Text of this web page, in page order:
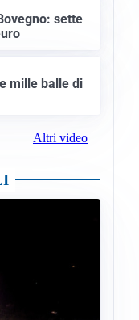
sette
mille balle di
Altri video